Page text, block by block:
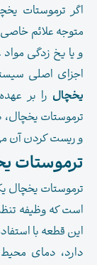
اگر ترموستات
متوجه علائم
و یا یخ زدگی
اجزای اصلی
یخچال را بر
ترموستات
و ریست کردن آن
ترموستات
ترموستات یخچال
است که وظیفه
این قطعه با
دارد، دمای